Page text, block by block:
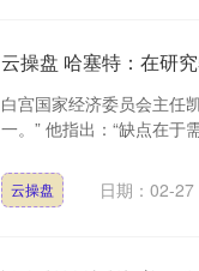
云操盘 哈塞特：在研
白宫国家经济委员会主任
一。” 他指出：“缺点在于
云操盘 日期：02-27